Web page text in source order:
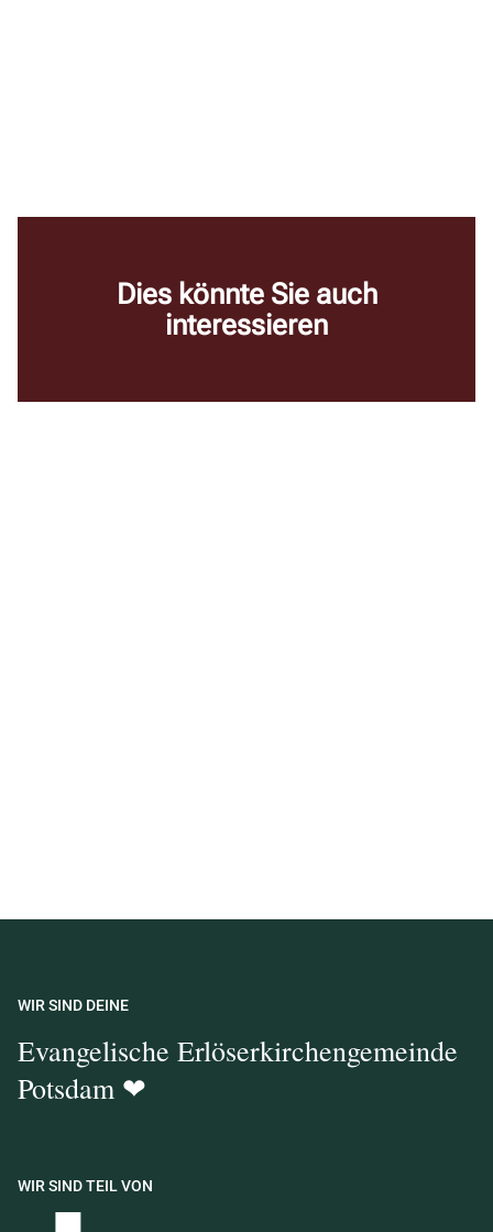
Dies könnte Sie auch
interessieren
WIR SIND DEINE
Evangelische Erlöserkirchengemeinde
Potsdam ❤
WIR SIND TEIL VON